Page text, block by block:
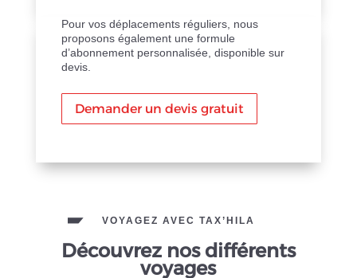
Pour vos déplacements réguliers, nous
proposons également une formule
d’abonnement personnalisée, disponible sur
devis.
Demander un devis gratuit
VOYAGEZ AVEC TAX’HILA
Découvrez nos différents
voyages